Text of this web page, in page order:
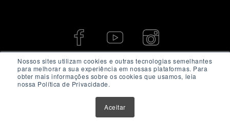
Nossos sites utilizam cookies e outras tecnologias semelhantes
para melhorar a sua experiência em nossas plataformas. Para
obter mais informações sobre os cookies que usamos, leia
nossa Política de Privacidade.
Aceitar
© 2026 - Fiis.com.br. Todos os direitos Reservados.